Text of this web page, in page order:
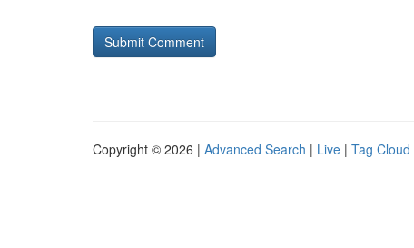
Copyright © 2026 | Advanced Search | Live | Tag Cloud